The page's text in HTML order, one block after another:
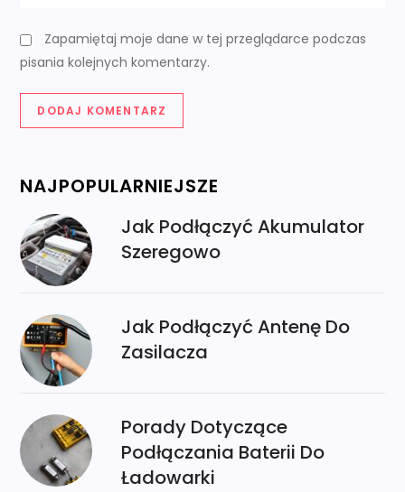
Zapamiętaj moje dane w tej przeglądarce podczas
pisania kolejnych komentarzy.
NAJPOPULARNIEJSZE
Jak Podłączyć Akumulator
Szeregowo
Jak Podłączyć Antenę Do
Zasilacza
Porady Dotyczące
Podłączania Baterii Do
Ładowarki